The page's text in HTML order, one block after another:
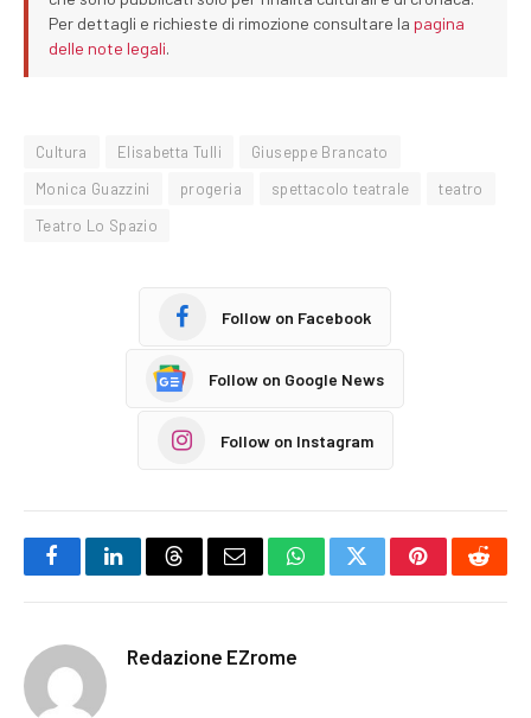
Per dettagli e richieste di rimozione consultare la pagina
delle note legali.
Cultura Elisabetta Tulli
Giuseppe Brancato
Monica Guazzini
progeria spettacolo teatrale
teatro
Teatro Lo Spazio
Follow on Facebook
Follow on Google News
Follow on Instagram
FacebookLinkedInThreadsEmail WhatsAppTwitterPinterest
Redazione EZrome